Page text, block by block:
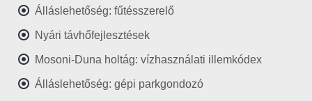
Álláslehetőség: fűtésszerelő
Nyári távhőfejlesztések
Mosoni-Duna holtág: vízhasználati illemkódex
Álláslehetőség: gépi parkgondozó